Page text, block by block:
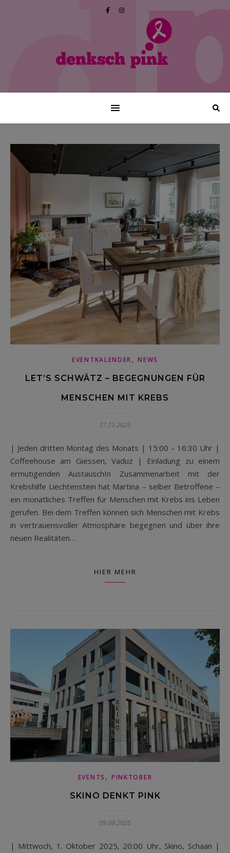
EVENTKALENDER,NEWS
LET’S SCHWÄTZ – BEGEGNUNGEN FÜR
MENSCHEN MIT KREBS
17.11.2025
| Jeden dritten Montag des Monats | 15:00 – 16:30 Uhr |
Coffeehouse am Giessen, Vaduz | Einladung zu einem
ermutigenden AustauschIn Zusammenarbeit mit der
Krebshilfe Liechtenstein hat Martina – selber Betroffene –
ein monatliches Treffen für Menschen mit Krebs ins Leben
gerufen. Bei dem Treffen können sich Menschen mit Krebs
in vertrauensvoller Atmosphäre begegnen und über ihre
neuen Realitäten…
HIER MEHR
EVENTS , PINKTOBER
SKINO DENKT PINK
09.09.2025
| Mittwoch, 1. Oktober 2025, 20:00 Uhr, Skino, Schaan |